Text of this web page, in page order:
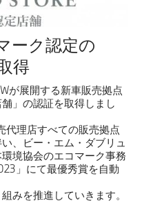
ーク認定の
得
が展開する新車販売拠点
」の認証を取得しまし
代理店すべての販売拠点
、ビー・エム・ダブリュ
境協会のエコマーク事務
」にて最優秀賞を自動
みを推進していきます。